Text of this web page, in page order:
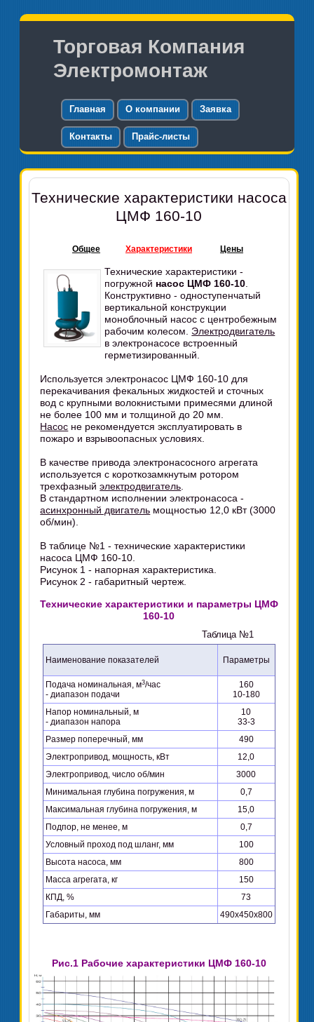
Торговая Компания
Электромонтаж
Главная О компании Заявка
Контакты Прайс-листы
Технические характеристики насоса
ЦМФ 160-10
Общее Характеристики Цены
Технические характеристики -
погружной насос ЦМФ 160-10
Конструктивно - одноступенчатый
вертикальной конструкции
моноблочный насос с центробежным
рабочим колесом. Электродвигатель
в электронасосе встроенный
герметизированный.
Используется электронасос ЦМФ 160-10 для
перекачивания фекальных жидкостей и сточных
вод с крупными волокнистыми примесями длиной
не более 100 мм и толщиной до 20 мм.
Насос не рекомендуется эксплуатировать в
пожаро и взрывоопасных условиях.
В качестве привода электронасосного агрегата
используется с короткозамкнутым ротором
трехфазныйэлектродвигатель
В стандартном исполнении электронасоса -
асинхронный двигатель мощностью 12,0 кВт (3000
об/мин).
В таблице №1 - технические характеристики
насоса ЦМФ 160-10.
Рисунок 1 - напорная характеристика.
Рисунок 2 - габаритный чертеж.
Технические характеристики и параметры ЦМФ
160-10
Таблица №1
Наименование показателей Параметры
Подача номинальная, м3/час
- диапазон подачи
160
10-180
Напор номинальный, м
- диапазон напора
10
33-3
Размер поперечный, мм
490
Электропривод, мощность, кВт
12,0
Электропривод, число об/мин
3000
Минимальная глубина погружения, м
0,7
Максимальная глубина погружения, м
15,0
Подпор, не менее, м
0,7
Условный проход под шланг, мм
100
Высота насоса, мм
800
Масса агрегата, кг
150
КПД, %
73
Габариты, мм
490х450х800
Рис.1 Рабочие характеристики ЦМФ 160-10